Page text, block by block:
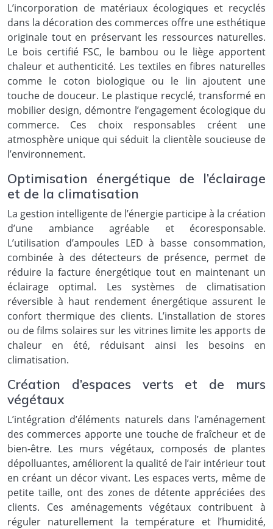
L’incorporation de matériaux écologiques et recyclés
dans la décoration des commerces offre une esthétique
originale tout en préservant les ressources naturelles.
Le bois certifié FSC, le bambou ou le liège apportent
chaleur et authenticité. Les textiles en fibres naturelles
comme le coton biologique ou le lin ajoutent une
touche de douceur. Le plastique recyclé, transformé en
mobilier design, démontre l’engagement écologique du
commerce. Ces choix responsables créent une
atmosphère unique qui séduit la clientèle soucieuse de
l’environnement.
Optimisation énergétique de l’éclairage
et de la climatisation
La gestion intelligente de l’énergie participe à la création
d’une ambiance agréable et écoresponsable.
L’utilisation d’ampoules LED à basse consommation,
combinée à des détecteurs de présence, permet de
réduire la facture énergétique tout en maintenant un
éclairage optimal. Les systèmes de climatisation
réversible à haut rendement énergétique assurent le
confort thermique des clients. L’installation de stores
ou de films solaires sur les vitrines limite les apports de
chaleur en été, réduisant ainsi les besoins en
climatisation.
Création d’espaces verts et de murs
végétaux
L’intégration d’éléments naturels dans l’aménagement
des commerces apporte une touche de fraîcheur et de
bien-être. Les murs végétaux, composés de plantes
dépolluantes, améliorent la qualité de l’air intérieur tout
en créant un décor vivant. Les espaces verts, même de
petite taille, ont des zones de détente appréciées des
clients. Ces aménagements végétaux contribuent à
réguler naturellement la température et l’humidité,